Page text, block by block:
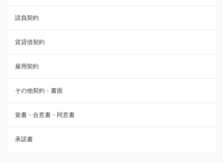
その他契約・書面
売買契約
株主総会議事録・関連書類
請負契約
フランチャイズ契約
賃貸借契約
請負契約
賃貸借契約
雇用契約
その他契約・書面
覚書・合意書・同意書
承諾書